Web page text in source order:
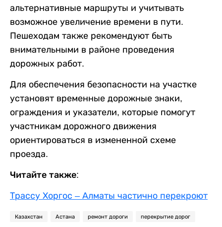
альтернативные маршруты и учитывать
возможное увеличение времени в пути.
Пешеходам также рекомендуют быть
внимательными в районе проведения
дорожных работ.
Для обеспечения безопасности на участке
установят временные дорожные знаки,
ограждения и указатели, которые помогут
участникам дорожного движения
ориентироваться в измененной схеме
проезда.
Читайте также:
Трассу Хоргос – Алматы частично перекроют
Казахстан Астана ремонт дороги перекрытие дорог